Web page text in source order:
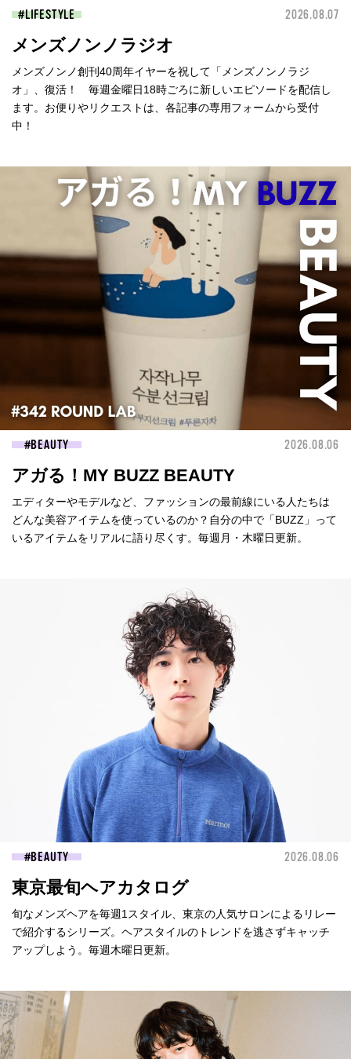
LIFESTYLE 2026.08.07
メンズノンノラジオ
メンズノンノ創刊40周年イヤーを祝して「メンズノンノラジ
オ」、復活！ 毎週金曜日18時ごろに新しいエピソードを配信し
ます。お便りやリクエストは、各記事の専用フォームから受付
中！
BEAUTY 2026.08.06
アガる！MY BUZZ BEAUTY
エディターやモデルなど、ファッションの最前線にいる人たちは
どんな美容アイテムを使っているのか？自分の中で「BUZZ」って
いるアイテムをリアルに語り尽くす。毎週月・木曜日更新。
BEAUTY 2026.08.06
東京最旬ヘアカタログ
旬なメンズヘアを毎週1スタイル、東京の人気サロンによるリレー
で紹介するシリーズ。ヘアスタイルのトレンドを逃さずキャッチ
アップしよう。毎週木曜日更新。